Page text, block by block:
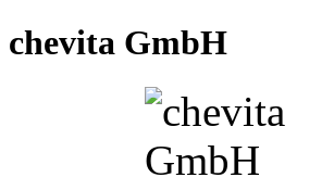
chevita GmbH